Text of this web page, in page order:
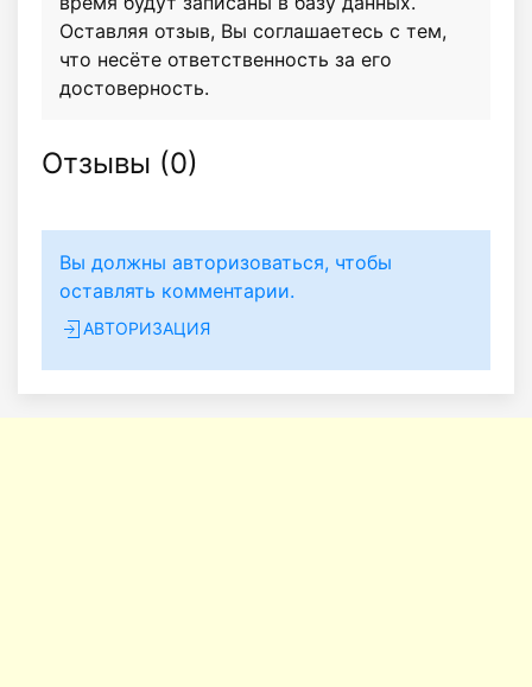
Оставляя отзыв, Вы соглашаетесь с тем,
что несёте ответственность за его
достоверность.
Отзывы (0)
Вы должны авторизоваться, чтобы
оставлять комментарии.
АВТОРИЗАЦИЯ